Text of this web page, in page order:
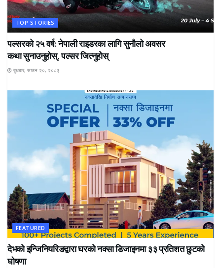
TOP STORIES
पल्सरको २५ वर्ष: नेपाली राइडरका लागि सुनौलो अवसर
कथा सुनाउनुहोस्, पल्सर जित्नुहोस्
बुधबार, साउन २०, २०८३
FEATURED
देभको इन्जिनियरिङद्वारा घरको नक्सा डिजाइनमा ३३ प्रतिशत छुटको
घोषणा